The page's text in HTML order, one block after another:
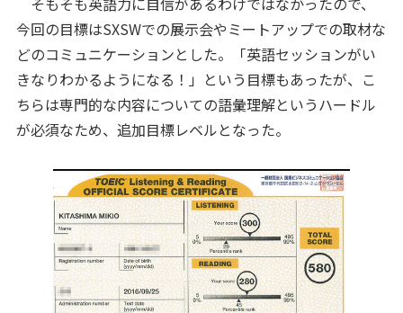
今回の目標はSXSWでの展示会やミートアップでの取材な
どのコミュニケーションとした。「英語セッションがい
きなりわかるようになる！」という目標もあったが、こ
ちらは専門的な内容についての語彙理解というハードル
が必須なため、追加目標レベルとなった。